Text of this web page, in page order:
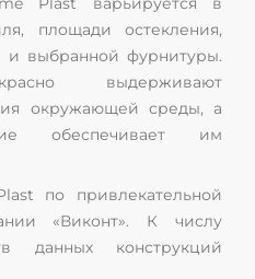
площади остекления,
и выбранной фурнитуры.
выдерживают
окружающей среды, а
обеспечивает им
по привлекательной
«Виконт». К числу
данных конструкций